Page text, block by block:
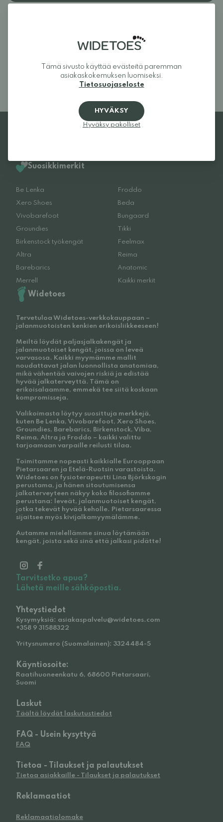
Tuotteella ei ole vielä yhtään
Kirjaudu sisään ja arvostele tuote.
Suosikkimerkit
Be Lenka
Froddo
Xero Shoes
Beda
Vivobarefoot
Bungaard
Groundies
Tikki
Birkenstock työkengät
Feelmax
Altra
Reima
Barebarics
Anatomic
Merrell
Kaikki merkit
Widetoes
Tervetuloa Widetoes-verkkokauppaan –
jalanmuotoisten kenkien erikoisliikkeeseen!
Meiltä löydät paljasjalkakengät ja
jalanmuotoiset kengät, joissa on leveä
varvasosa. Kaikki myymämme mallit
noudattavat jalan luonnollista anatomiaa,
mikä vähentää vaivojen riskiä ja edistää
hyvää jalkaterveyttä. Tämä on
erikoisalaamme, emmekä tee siitä koskaan
kompromisseja.
Valikoimasta löytyy suosittuja merkkejä,
kuten Be Lenka, Vivobarefoot, Xero Shoes,
Groundies, Barebarics, Birkenstock, Viba,
Reima, Altra ja Froddo – kaikki valittu
tarjoamaan varpaille reilusti tilaa.
Toimitamme nopeasti kaikkialle Eurooppaan
Pietarsaaren ja Etelä-Ruotsin varastoista.
Widetoes on fysioterapeutti Lina Björkskogin
perustama, ja hänen sitoutumisensa
jalkaterveyteen näkyy koko filosofiamme
perustana: leveät, jalanmuotoiset kengät,
jotka tekevät hyvää keholle. Pietarsaaressa
sijaitsee myös kivijalkamyymälämme.
Autamme mielellämme sinua löytämään
kengät, joista sekä sinä että jalkasi pidätte!
Tarvitsetko apua?
Lähetä meille sähköpostia.
Yhteystiedot
Kysymyksiä: asiakaspalvelu@widetoes.com
+358 9 31588322
Yritysnumero (Suomalainen): 3324484-5
Käyntiosoite:
Raatihuoneenkatu 6, 68600 Pietarsaari,
Suomi
Laskut
Täältä löydät laskutustiedot
FAQ - Usein kysyttyä
FAQ
Tietoa - Tilaukset ja palautukset
Tietoa asiakkaille - Tilaukset ja palautukset
Reklamaatiot
Reklamaatiolomake
Tämä sivusto käyttää evästeitä paremman
asiakaskokemuksen luomiseksi.
Tietosuojaseloste
HYVÄKSY
Hyväksy pakolliset